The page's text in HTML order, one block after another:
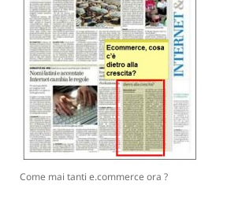
Come mai tanti e.commerce ora ?